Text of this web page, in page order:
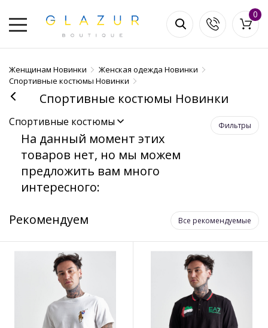
0
Женщинам Новинки
Женская одежда Новинки
Спортивные костюмы Новинки
Спортивные костюмы
Спортивные костюмы Новинки
Фильтры
На данный момент этих
товаров нет, но мы можем
предложить вам много
интересного:
Все рекомендуемые
Рекомендуем